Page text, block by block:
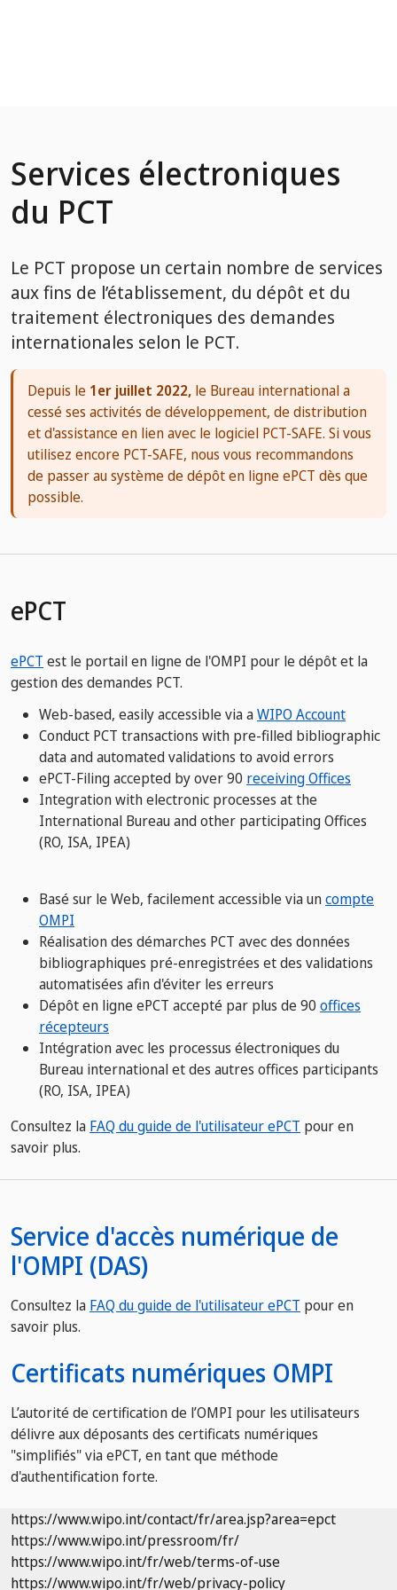
Services électroniques
du PCT
Le PCT propose un certain nombre de services
aux fins de l’établissement, du dépôt et du
traitement électroniques des demandes
internationales selon le PCT.
Depuis le ​​​​​​​ 1er juillet 2022, le Bureau international a
cessé ses activités de développement, de distribution
et d'assistance en lien avec le logiciel PCT-SAFE. Si vous
utilisez encore PCT-SAFE, nous vous recommandons
de passer au système de dépôt en ligne ePCT dès que
possible.
ePCT
ePCT est le portail en ligne de l'OMPI pour le dépôt et la
gestion des demandes PCT.
Web-based, easily accessible via aWIPO Account
Conduct PCT transactions with pre-filled bibliographic
data and automated validations to avoid errors
ePCT-Filing accepted by over 90 receiving Offices
Integration with electronic processes at the
International Bureau and other participating Offices
(RO, ISA, IPEA)
Basé sur le Web, facilement accessible via un​​​​​​​compte
OMPI
Réalisation des démarches PCT avec des données
bibliographiques pré-enregistrées et des validations
automatisées afin d'éviter les erreurs
Dépôt en ligne ePCT accepté par plus de 90​​​​​​​ offices
récepteurs
Intégration avec les processus électroniques du
Bureau international et des autres offices participants
(RO, ISA, IPEA)
Consultez la​​​​​​​ FAQ du guide de l'utilisateur ePCT pour en
savoir plus.
Service d'accès numérique de
l'OMPI (DAS)
Consultez la​​​​​​​ FAQ du guide de l'utilisateur ePCT pour en
savoir plus.
Certificats numériques OMPI
L’autorité de certification de l’OMPI pour les utilisateurs
délivre aux déposants des certificats numériques
"simplifiés" via ePCT, en tant que méthode
d'authentification forte.
https://www.wipo.int/contact/fr/area.jsp?area=epct
https://www.wipo.int/pressroom/fr/
https://www.wipo.int/fr/web/terms-of-use
https://www.wipo.int/fr/web/privacy-policy